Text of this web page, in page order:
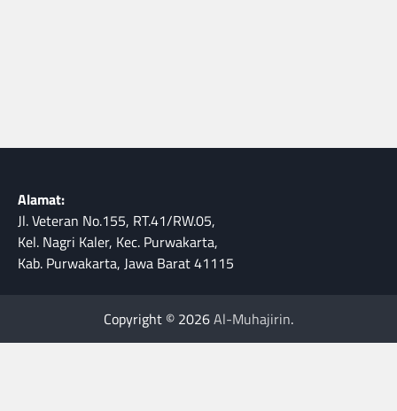
Alamat:
Jl. Veteran No.155, RT.41/RW.05,
Kel. Nagri Kaler, Kec. Purwakarta,
Kab. Purwakarta, Jawa Barat 41115
Copyright © 2026Al-Muhajirin.